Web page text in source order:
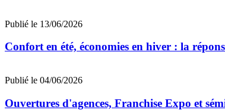
Publié le 13/06/2026
Confort en été, économies en hiver : la
Publié le 04/06/2026
Ouvertures d'agences, Franchise Expo et